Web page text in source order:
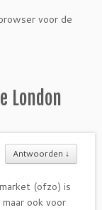
voor de
London
Antwoorden ↓
(ofzo) is
ook voor